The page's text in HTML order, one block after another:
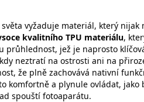
vyžaduje materiál, který nijak
kvalitního TPU materiálu,
průhlednost, jež je naprosto
neztratí na ostrosti ani na
že plně zachovává nativní
komfortně a plynule ovládat, jako
spouští fotoaparátu.